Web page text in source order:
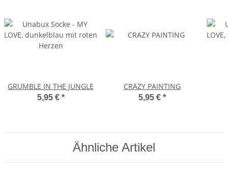
GRUMBLE IN THE JUNGLE
5,95 € *
CRAZY PAINTING
5,95 € *
Ähnliche Artikel